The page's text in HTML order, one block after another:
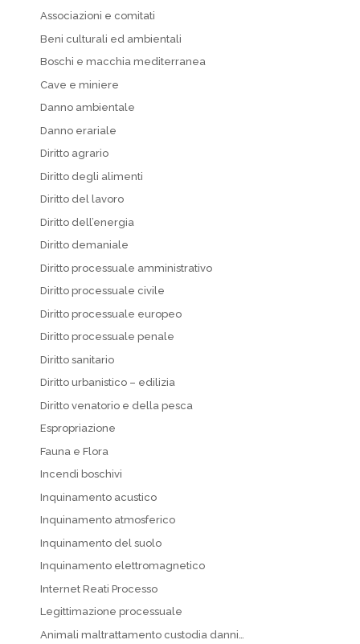
Associazioni e comitati
Beni culturali ed ambientali
Boschi e macchia mediterranea
Cave e miniere
Danno ambientale
Danno erariale
Diritto agrario
Diritto degli alimenti
Diritto del lavoro
Diritto dell’energia
Diritto demaniale
Diritto processuale amministrativo
Diritto processuale civile
Diritto processuale europeo
Diritto processuale penale
Diritto sanitario
Diritto urbanistico – edilizia
Diritto venatorio e della pesca
Espropriazione
Fauna e Flora
Incendi boschivi
Inquinamento acustico
Inquinamento atmosferico
Inquinamento del suolo
Inquinamento elettromagnetico
Internet Reati Processo
Legittimazione processuale
Animali maltrattamento custodia danni…